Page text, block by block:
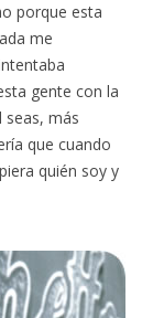
porque esta
me
gente con la
más
que cuando
quién soy y